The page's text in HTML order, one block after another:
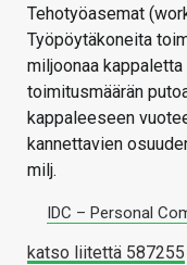
Tehotyöasemat
Työpöytäkoneita
miljoonaa
toimitusmäärän
kappaleeseen
kannettavien
milj.
IDC – Personal
katso liitettä 587255